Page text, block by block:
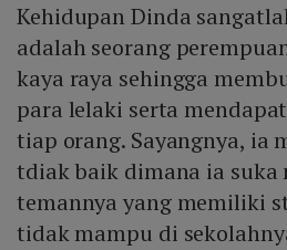
Kehidupan Dinda
adalah seorang
kaya raya sehingga
para lelaki serta
tiap orang. Sayangnya, ia
tdiak baik dimana ia suka
temannya yang memiliki
tidak mampu di